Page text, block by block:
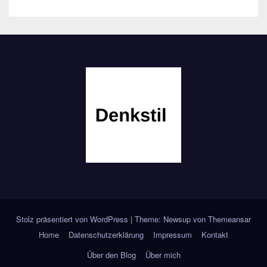
Stolz präsentiert von WordPress | Theme: Newsup von Themeansar
Home
Datenschutzerklärung Impressum
Kontakt
Über den Blog
Über mich